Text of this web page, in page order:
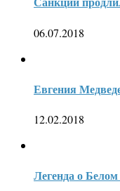
06.07.2018
Евгения
12.02.2018
Легенда о